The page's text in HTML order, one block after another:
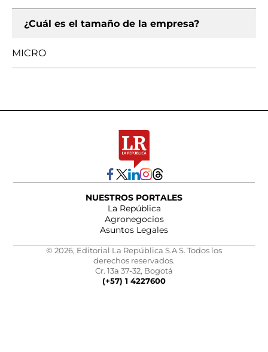
¿Cuál es el tamaño de la empresa?
MICRO
NUESTROS PORTALES
La República
Agronegocios
Asuntos Legales
© 2026, Editorial La República S.A.S. Todos los
derechos reservados.
Cr. 13a 37-32, Bogotá
(+57) 1 4227600